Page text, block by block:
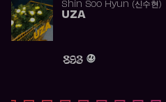
Shin Soo Hyun (신수현)
UZA
893